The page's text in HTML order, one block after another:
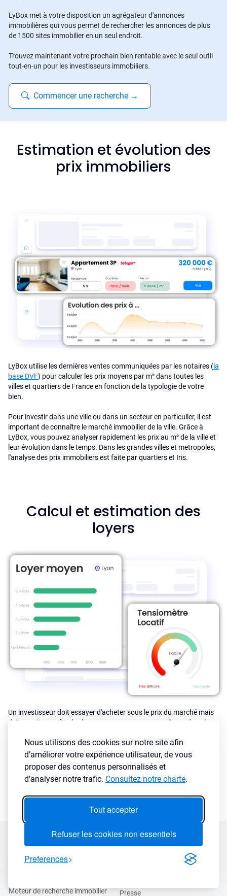
Nous utilisons des cookies sur notre site afin
d’améliorer votre expérience utilisateur, de vous
proposer des contenus personnalisés et
d’analyser notre trafic. Consultez notre charte.
Tout accepter
Refuser les cookies non essentiels
Preferences
LyBox met à votre disposition un agrégateur d'annonces
immobilières qui vous permet de rechercher les annonces de plus
de 1500 sites immobilier en un seul endroit.
Trouvez maintenant votre prochain bien rentable avec le seul outil
tout-en-un pour les investisseurs immobiliers.
Commencer une recherche →
Estimation et évolution des
prix immobiliers
LyBox utilise les dernières ventes communiquées par les notaires (la
base DVF) pour calculer les prix moyens par m² dans toutes les
villes et quartiers de France en fonction de la typologie de votre
bien.
Pour investir dans une ville ou dans un secteur en particulier, il est
important de connaître le marché immobilier de la ville. Grâce à
LyBox, vous pouvez analyser rapidement les prix au m² de la ville et
leur évolution dans le temps. Dans les grandes villes et metropoles,
l'analyse des prix immobiliers est faite par quartiers et Iris.
Calcul et estimation des
loyers
Un investisseur doit essayer d'acheter sous le prix du marché mais
doit aussi connaître les loyers que vous pouvez appliquer dans la
LyBox analyse des millions d’annonces de locations afin de
modéliser les loyers de la ville en fonction du type de bien
(appartement ou maison) mais aussi de la typologie (studio, T2, T3,
T4, T5 ...) et du mode de location choisi (meublé ou vide).
Fonctionnalités
Extension navigateur
Moteur de recherche immobilier
A propos
Programme ambassadeur
Presse